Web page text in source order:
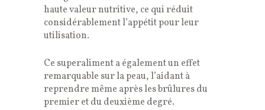
haute valeur nutritive, ce qui réduit
considérablement l’appétit pour leur
utilisation.
Ce superaliment a également un effet
remarquable sur la peau, l’aidant à
reprendre même après les brûlures du
premier et du deuxième degré.